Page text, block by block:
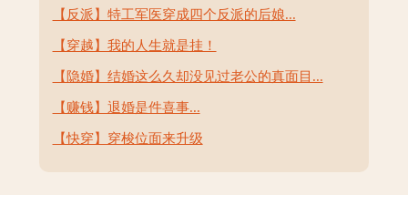
【反派】特工军医穿成四个反派的后娘...
【穿越】我的人生就是挂！
【隐婚】结婚这么久却没见过老公的真面目...
【赚钱】退婚是件喜事...
【快穿】穿梭位面来升级